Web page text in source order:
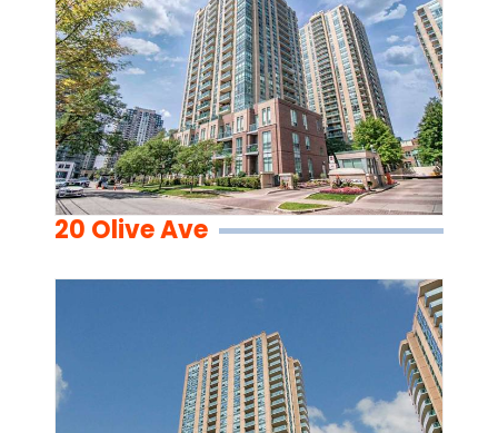
20 Olive Ave